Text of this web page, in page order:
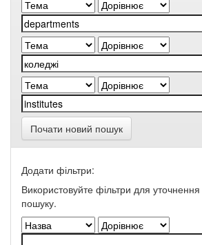
Почати новий пошук
Додати фільтри:
Використовуйте фільтри для уточнення
пошуку.